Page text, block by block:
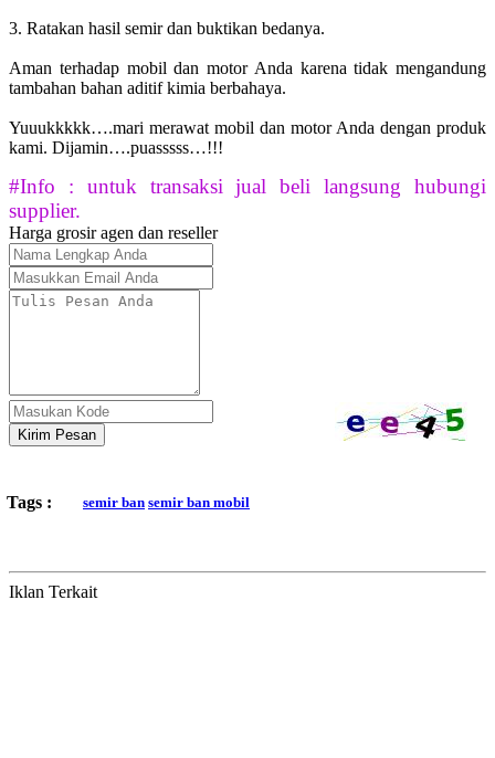
3. Ratakan hasil semir dan buktikan bedanya.
Aman terhadap mobil dan motor Anda karena tidak mengandung
tambahan bahan aditif kimia berbahaya.
Yuuukkkkk….mari merawat mobil dan motor Anda dengan produk
kami. Dijamin….puasssss…!!!
#Info : untuk transaksi jual beli langsung hubungi
supplier.
Harga grosir agen dan reseller
Kirim Pesan
Tags : semir ban semir ban mobil
Iklan Terkait